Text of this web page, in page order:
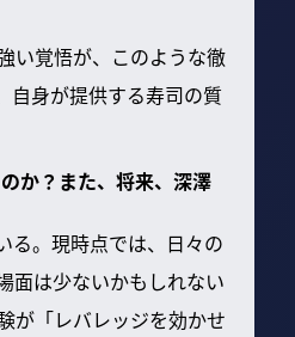
い覚悟が、このような徹
自身が提供する寿司の質
か？また、将来、深澤
る。現時点では、日々の
面は少ないかもしれない
が「レバレッジを効かせ